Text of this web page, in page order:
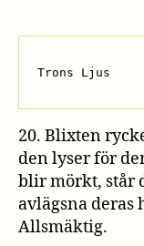
Trons Ljus
20. Blixten
den lyser för
blir mörkt, står
avlägsna deras
Allsmäktig.